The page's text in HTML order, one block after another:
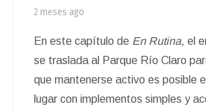
2 meses ago
En este capítulo de En Rutina, el
se traslada al Parque Río Claro
que mantenerse activo es posible
lugar con implementos simples y